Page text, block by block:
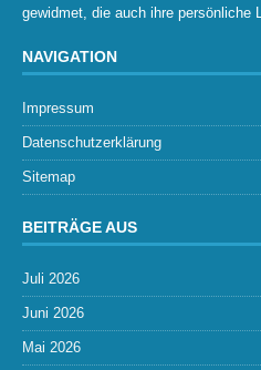
gewidmet, die auch ihre persönliche
NAVIGATION
Impressum
Datenschutzerklärung
Sitemap
BEITRÄGE AUS
Juli 2026
Juni 2026
Mai 2026